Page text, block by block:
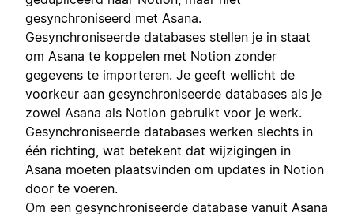
gesynchroniseerd met Asana.
Gesynchroniseerde databases stellen je in staat
om Asana te koppelen met Notion zonder
gegevens te importeren. Je geeft wellicht de
voorkeur aan gesynchroniseerde databases als je
zowel Asana als Notion gebruikt voor je werk.
Gesynchroniseerde databases werken slechts in
één richting, wat betekent dat wijzigingen in
Asana moeten plaatsvinden om updates in Notion
door te voeren.
Om een gesynchroniseerde database vanuit Asana